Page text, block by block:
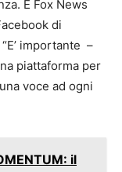
E Fox News
di
importante –
piattaforma per
voce ad ogni
il